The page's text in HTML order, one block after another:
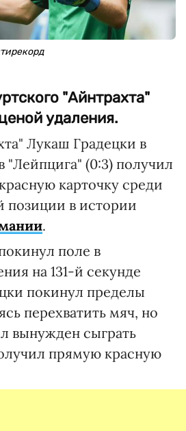
"Айнтрахта"
удаления.
Лукаш Градецки в
"Лейпцига" (0:3) получил
карточку среди
позиции в истории
.
поле в
на 131-й секунде
покинул пределы
перехватить мяч, но
вынужден сыграть
прямую красную